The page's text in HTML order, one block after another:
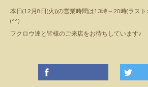
本日(12月8日(火))の営業時間は13時～20時(ラス
(^^)
フクロウ達と皆様のご来店をお待ちしています♪